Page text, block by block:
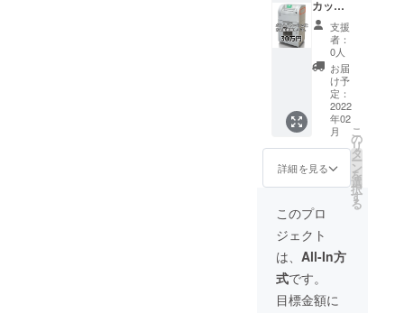
うござ
いま
す。 ボ
トルス
カッ
シュ購
入後、
メール
にてお
知らせ
をさせ
ていた
だきま
す。
す。 無
記入の
場合
は、ボ
トルス
カッ
シュへ
の記載
が出来
ません
ので、
ご了承
くださ
い。 未
来の子
供たち
のため
にご協
力いた
だきあ
りがと
うござ
の位置
に 「個
人名、
企業
名、団
体名、
匿名」
などご
希望の
ネーム
を掲載
いたし
ます。
【必
須】備
考欄に
掲載名
の記載
をお願
いいた
しま
す。 無
カッ
シュに
クレ
ジット
掲載＆
教育プ
ログラ
ム動
画】※備
考欄へ
掲載名
を必ず
記載く
ださ
い。
購入し
たボト
ルス
カッ
シュ写
真赤枠
の位置
支援
者：
0人
お届
け予
定：
2022
年02
月
詳細を見る
こ
の
リ
タ
ー
ン
を
選
択
す
る
このプロ
ジェクト
は、 All-In方
式です。
目標金額に